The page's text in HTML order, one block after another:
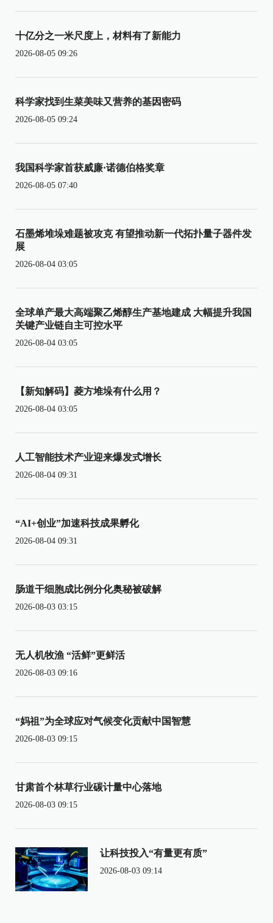
十亿分之一米尺度上，材料有了新能力
2026-08-05 09:26
科学家找到生菜美味又营养的基因密码
2026-08-05 09:24
我国科学家首获威廉·诺德伯格奖章
2026-08-05 07:40
石墨烯堆垛难题被攻克 有望推动新一代拓扑量子器件发
展
2026-08-04 03:05
全球单产最大高端聚乙烯醇生产基地建成 大幅提升我国
关键产业链自主可控水平
2026-08-04 03:05
【新知解码】菱方堆垛有什么用？
2026-08-04 03:05
人工智能技术产业迎来爆发式增长
2026-08-04 09:31
“AI+创业”加速科技成果孵化
2026-08-04 09:31
肠道干细胞成比例分化奥秘被破解
2026-08-03 03:15
无人机牧渔 “活鲜”更鲜活
2026-08-03 09:16
“妈祖”为全球应对气候变化贡献中国智慧
2026-08-03 09:15
甘肃首个林草行业碳计量中心落地
2026-08-03 09:15
让科技投入“有量更有质”
2026-08-03 09:14